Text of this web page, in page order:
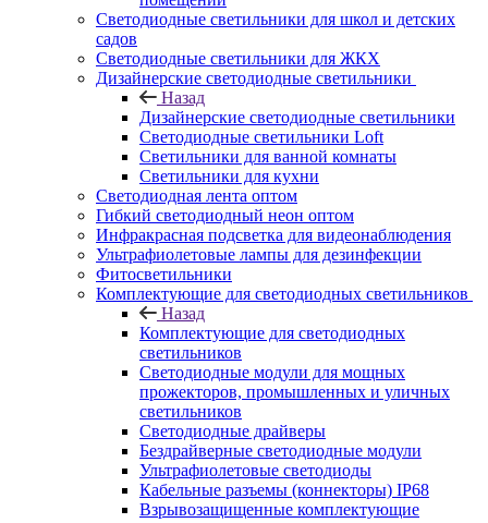
Светодиодные светильники для школ и детских
садов
Светодиодные светильники для ЖКХ
Дизайнерские светодиодные светильники
Назад
Дизайнерские светодиодные светильники
Светодиодные светильники Loft
Светильники для ванной комнаты
Светильники для кухни
Светодиодная лента оптом
Гибкий светодиодный неон оптом
Инфракрасная подсветка для видеонаблюдения
Ультрафиолетовые лампы для дезинфекции
Фитосветильники
Комплектующие для светодиодных светильников
Назад
Комплектующие для светодиодных
светильников
Светодиодные модули для мощных
прожекторов, промышленных и уличных
светильников
Светодиодные драйверы
Бездрайверные светодиодные модули
Ультрафиолетовые светодиоды
Кабельные разъемы (коннекторы) IP68
Взрывозащищенные комплектующие